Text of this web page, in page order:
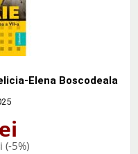
Elena Boscodeala
(-5%)